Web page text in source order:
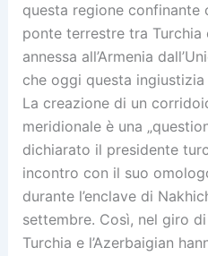
questa regione confinante
ponte terrestre tra Turchia
annessa all’Armenia
che oggi questa
La creazione di un
meridionale è una
dichiarato il presidente
incontro con il suo
durante l’enclave di
settembre. Così, nel giro
Turchia e l’Azerbaigian